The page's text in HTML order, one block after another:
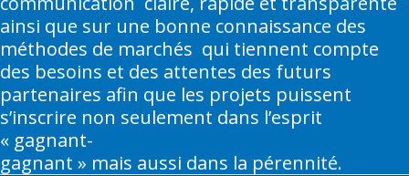
ainsi que sur une bonne connaissance des
méthodes de marchés qui tiennent compte
des besoins et des attentes des futurs
partenaires afin que les projets puissent
s’inscrire non seulement dans l’esprit
« gagnant-
gagnant » mais aussi dans la pérennité.